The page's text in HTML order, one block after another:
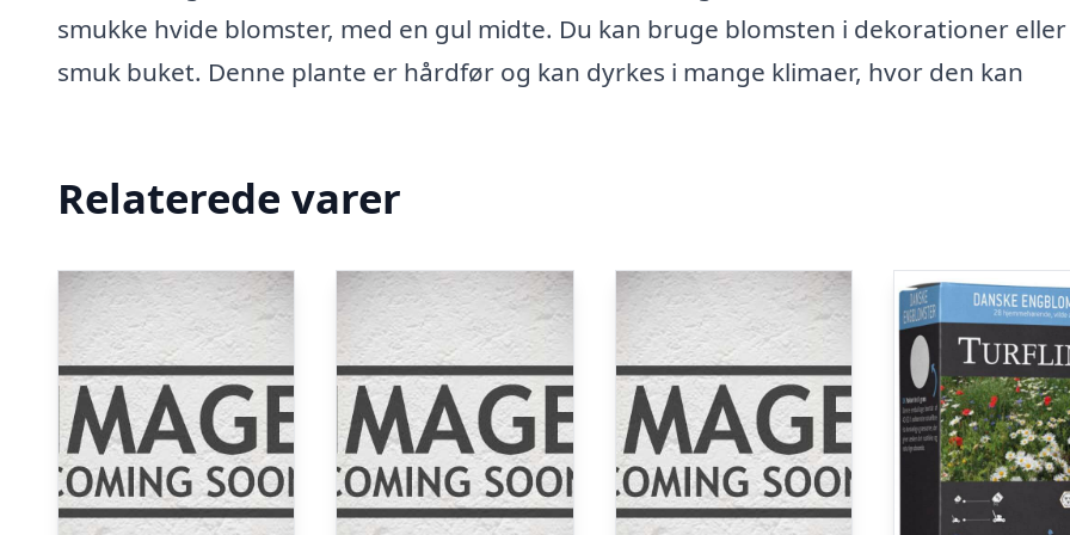
smukke hvide blomster, med en gul midte. Du kan bruge blomsten i dekorationer
smuk buket. Denne plante er hårdfør og kan dyrkes i mange klimaer, hvor den kan
Relaterede varer